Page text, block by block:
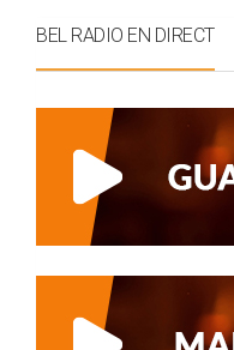
BEL RADIO EN DIRECT